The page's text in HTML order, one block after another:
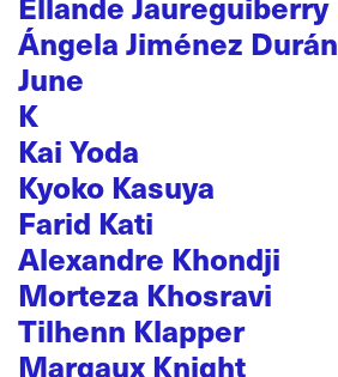
Ángela Jiménez Durán
June
K
Kai Yoda
Kyoko Kasuya
Farid Kati
Alexandre Khondji
Morteza Khosravi
Tilhenn Klapper
Margaux Knight